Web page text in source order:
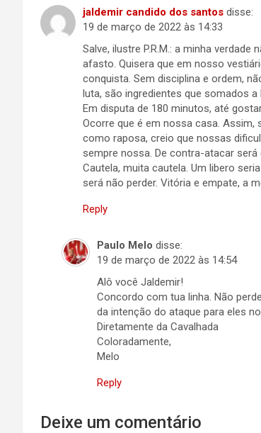
jaldemir candido dos santos disse:
19 de março de 2022 às 14:33
Salve, ilustre P.R.M.: a minha
afasto. Quisera que em nosso
conquista. Sem disciplina e ordem,
luta, são ingredientes que somados
Em disputa de 180 minutos, até
Ocorre que é em nossa casa.
como raposa, creio que nossas
sempre nossa. De contra-atacar
Cautela, muita cautela. Um libero
será não perder. Vitória e empate, a
Reply
Paulo Melo disse:
19 de março de 2022 às 14:54
Alô você Jaldemir!
Concordo com tua linha. Não
da intenção do ataque para eles
Diretamente da Cavalhada
Coloradamente,
Melo
Reply
Deixe um comentário